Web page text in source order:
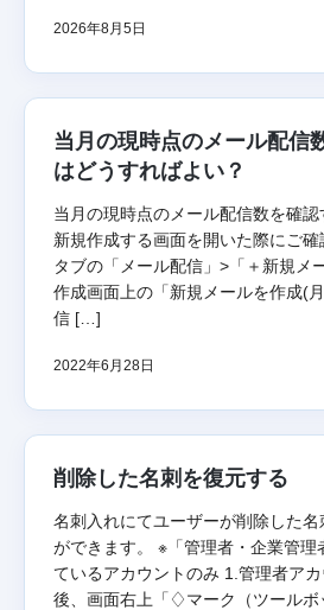
2026年8月5日
当月の現時点のメール配信
はどうすればよい？
当月の現時点のメール配信数を確
新規作成する画面を開いた際にご
タブの「メール配信」>「＋新規メ
作成画面上の「新規メールを作成(
信 […]
2022年6月28日
削除した名刺を復元する
名刺入れにてユーザーが削除した名
ができます。 ※「管理者・企業管理
ているアカウントのみ 1.管理者ア
後、画面右上「♢マーク（ツールボ